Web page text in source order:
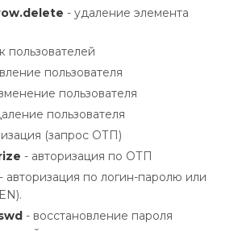
- удаление элемента
пользователей
пользователя
пользователя
пользователя
(запрос ОТП)
- авторизация по ОТП
- авторизация по логин-паролю или
- восстановление пароля